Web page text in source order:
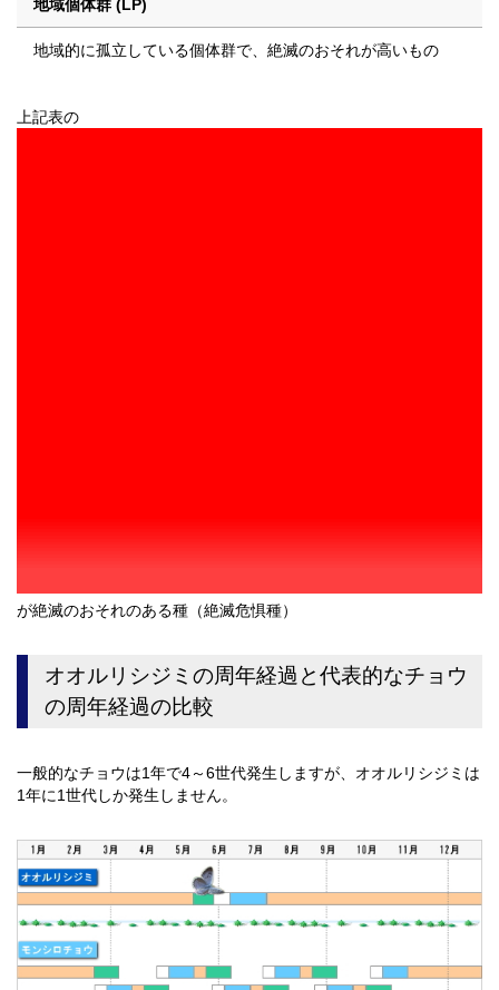
地域個体群 (LP)
地域的に孤立している個体群で、絶滅のおそれが高いもの
上記表の
が絶滅のおそれのある種（絶滅危惧種）
オオルリシジミの周年経過と代表的なチョウ
の周年経過の比較
一般的なチョウは1年で4～6世代発生しますが、オオルリシジミは
1年に1世代しか発生しません。